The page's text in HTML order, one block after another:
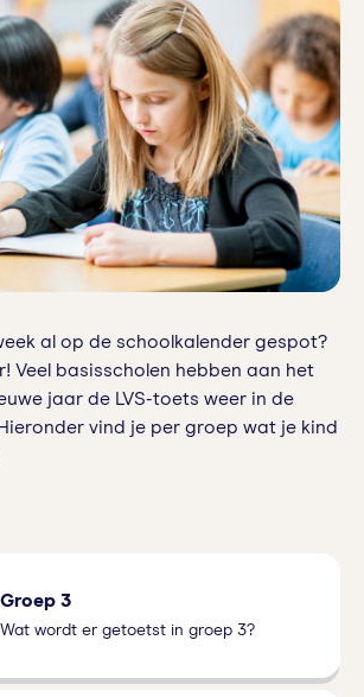
al op de schoolkalender gespot?
Veel basisscholen hebben aan het
jaar de LVS-toets weer in de
vind je per groep wat je kind
Groep 3
Wat wordt er getoetst in groep 3?